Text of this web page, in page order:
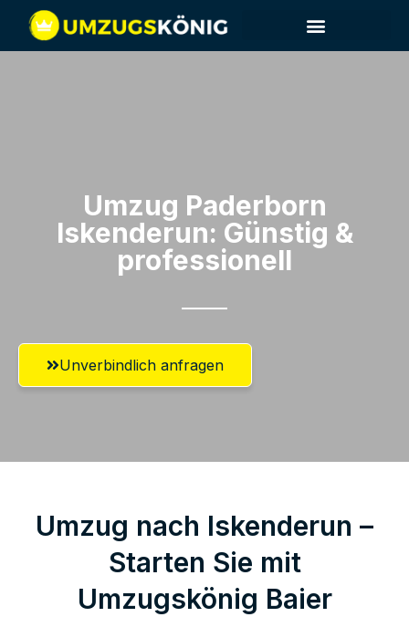
Umzug Paderborn​
Iskenderun: Günstig &
professionell​
Unverbindlich anfragen
Umzug nach Iskenderun –
Starten Sie mit
Umzugskönig Baier